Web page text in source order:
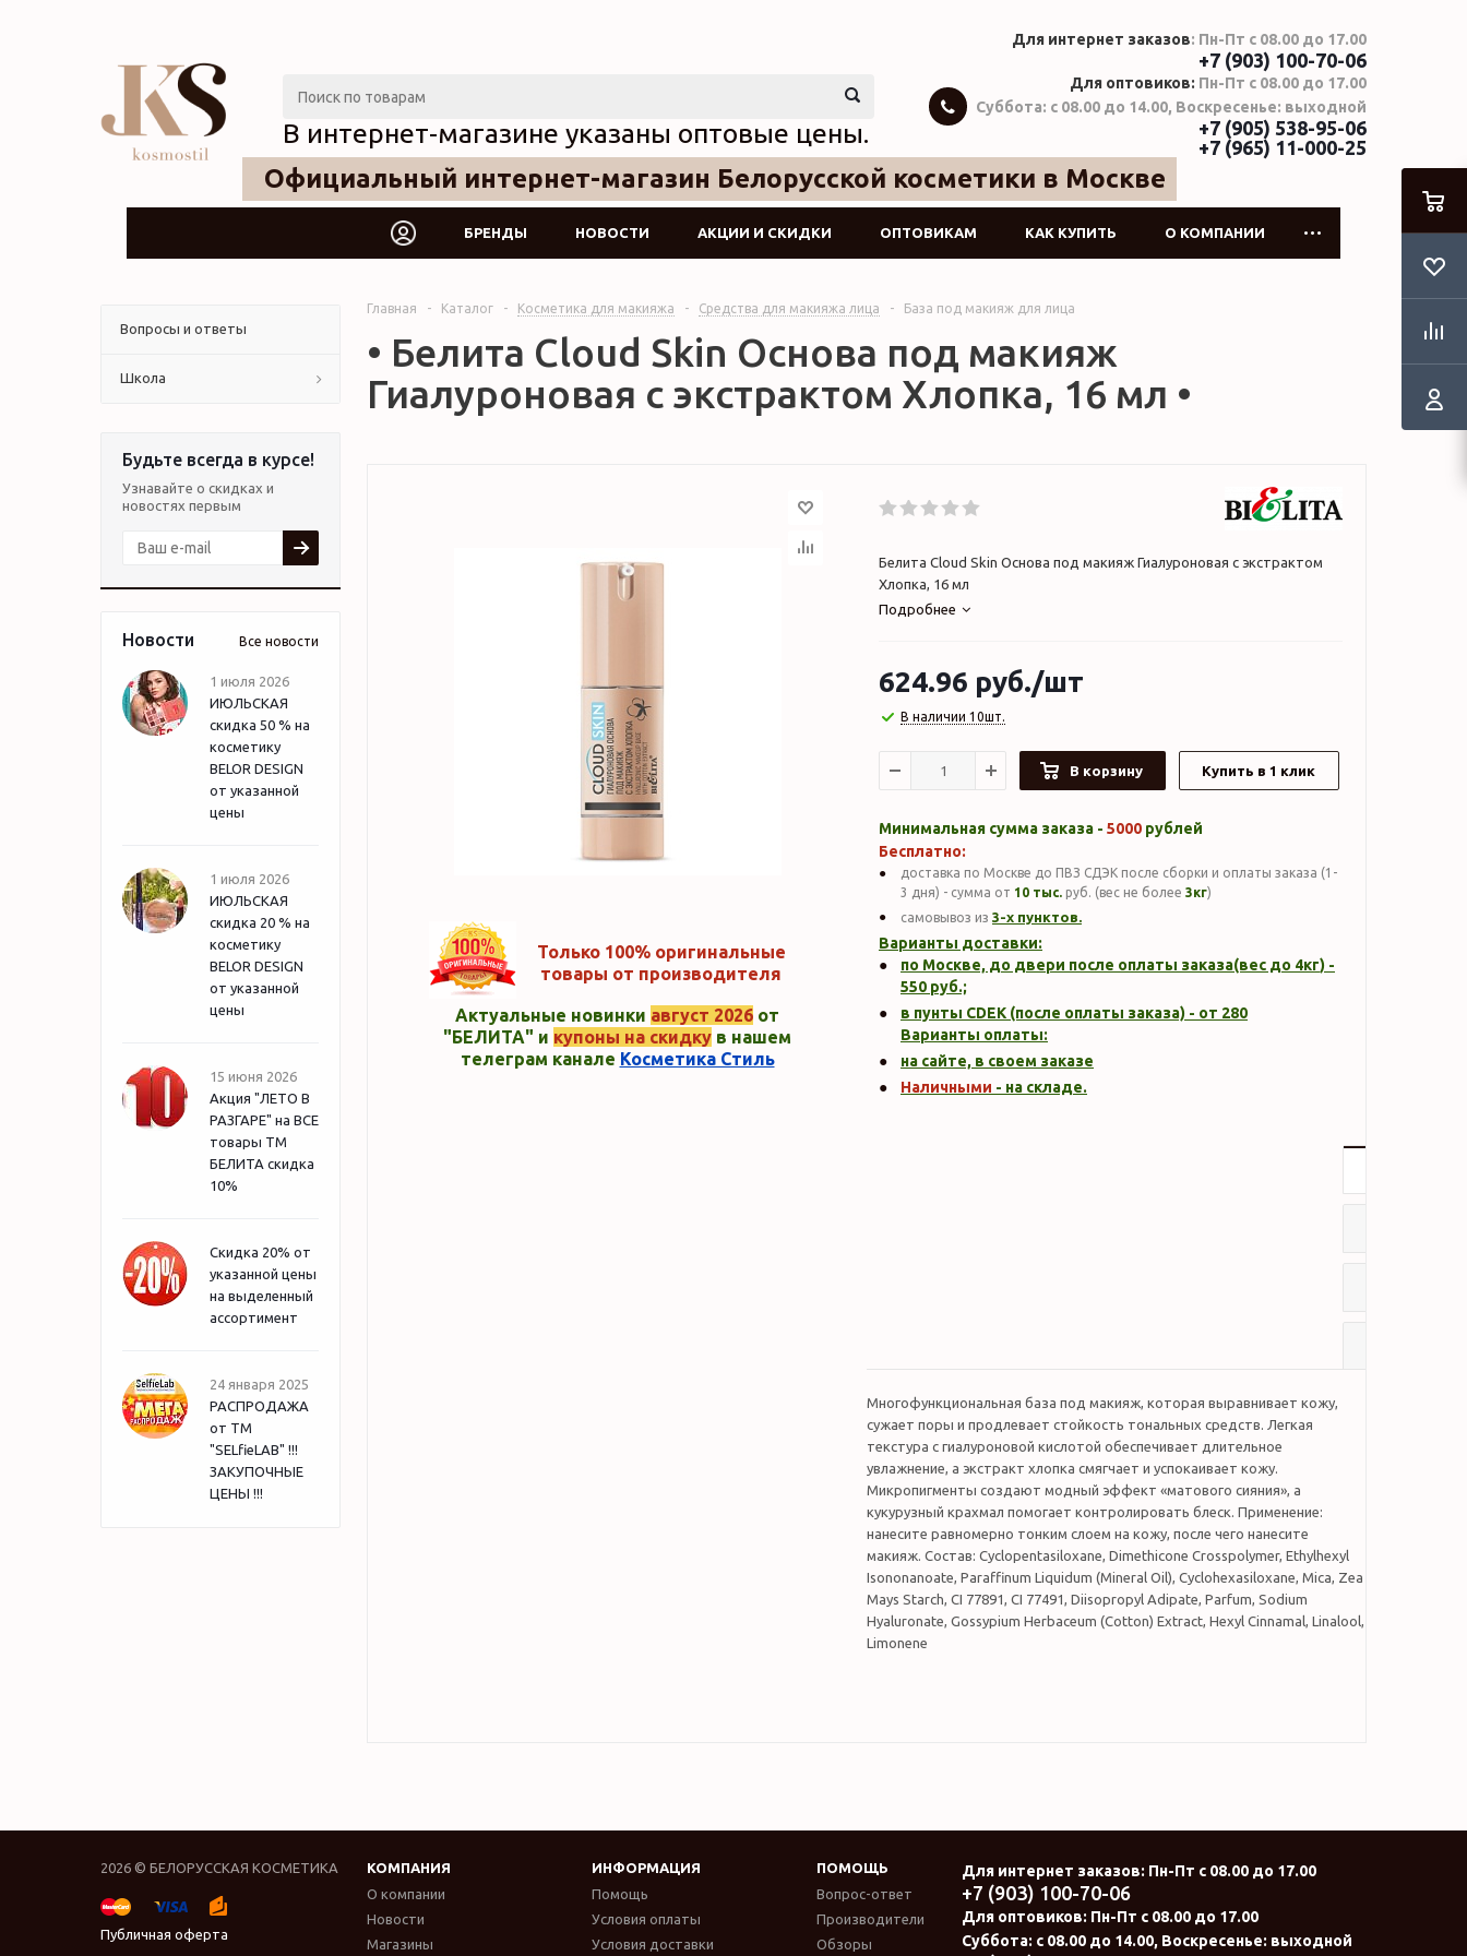
Официальный интернет-магазин Белорусской косметики в Москве
В интернет-магазине указаны оптовые цены.
Для интернет заказов: Пн-Пт с 08.00 до 17.00
+7 (903) 100-70-06
Для оптовиков: Пн-Пт с 08.00 до 17.00
Суббота: с 08.00 до 14.00, Воскресенье: выходной
+7 (905) 538-95-06
+7 (965) 11-000-25
БРЕНДЫ НОВОСТИ АКЦИИ И СКИДКИ ОПТОВИКАМ КАК КУПИТЬ О КОМПАНИИ
Вопросы и ответы
Школа
Будьте всегда в курсе!
Узнавайте о скидках и
новостях первым
Новости Все новости
1 июля 2026
ИЮЛЬСКАЯ
скидка 50 % на
косметику
BELOR DESIGN
от указанной
цены
1 июля 2026
ИЮЛЬСКАЯ
скидка 20 % на
косметику
BELOR DESIGN
от указанной
цены
15 июня 2026
Акция "ЛЕТО В
РАЗГАРЕ" на ВСЕ
товары ТМ
БЕЛИТА скидка
10%
Скидка 20% от
указанной цены
на выделенный
ассортимент
24 января 2025
РАСПРОДАЖА
от ТМ
"SELfieLAB" !!!
ЗАКУПОЧНЫЕ
ЦЕНЫ !!!
Главная - Каталог - Косметика для макияжа - Средства для макияжа лица - База под макияж для лица
• Белита Cloud Skin Основа под макияж
Гиалуроновая с экстрактом Хлопка, 16 мл •
Только 100% оригинальные
товары от производителя
Актуальные новинки август 2026 от
"БЕЛИТА" и купоны на скидку в нашем
телеграм канале Косметика Стиль
Белита Cloud Skin Основа под макияж Гиалуроновая с экстрактом
Хлопка, 16 мл
Подробнее
624.96 руб./шт
В наличии 10шт.
В корзину Купить в 1 клик
Минимальная сумма заказа - 5000 рублей
Бесплатно:
доставка по Москве до ПВЗ СДЭК после сборки и оплаты заказа (1-
3 дня) - сумма от 10 тыс. руб. (вес не более 3кг)
самовывоз из 3-х пунктов.
Варианты доставки:
по Москве, до двери после оплаты заказа(вес до 4кг) -
550 руб.;
в пунты CDEK (после оплаты заказа) - от 280
Варианты оплаты:
на сайте, в своем заказе
Наличными - на складе.
Многофункциональная база под макияж, которая выравнивает кожу,
сужает поры и продлевает стойкость тональных средств. Легкая
текстура с гиалуроновой кислотой обеспечивает длительное
увлажнение, а экстракт хлопка смягчает и успокаивает кожу.
Микропигменты создают модный эффект «матового сияния», а
кукурузный крахмал помогает контролировать блеск. Применение:
нанесите равномерно тонким слоем на кожу, после чего нанесите
макияж. Состав: Cyclopentasiloxane, Dimethicone Crosspolymer, Ethylhexyl
Isononanoate, Paraffinum Liquidum (Mineral Oil), Cyclohexasiloxane, Mica, Zea
Mays Starch, CI 77891, CI 77491, Diisopropyl Adipate, Parfum, Sodium
Hyaluronate, Gossypium Herbaceum (Cotton) Extract, Hexyl Cinnamal, Linalool,
Limonene
2026 © БЕЛОРУССКАЯ КОСМЕТИКА
Публичная оферта
КОМПАНИЯ ИНФОРМАЦИЯ
ПОМОЩЬ
О компании
Новости
Магазины
Помощь
Условия оплаты
Условия доставки
Вопрос-ответ
Производители
Обзоры
Для интернет заказов: Пн-Пт с 08.00 до 17.00
+7 (903) 100-70-06
Для оптовиков: Пн-Пт с 08.00 до 17.00
Суббота: с 08.00 до 14.00, Воскресенье: выходной